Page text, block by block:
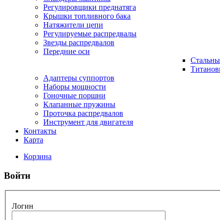
Регулировщики преднатяга
Крышки топливного бака
Натяжители цепи
Регулируемые распредвалы
Звезды распредвалов
Передние оси
Адаптеры суппортов
Наборы мощности
Гоночные поршни
Клапанные пружины
Проточка распредвалов
Инструмент для двигателя
Контакты
Карта
Корзина
Войти
Логин